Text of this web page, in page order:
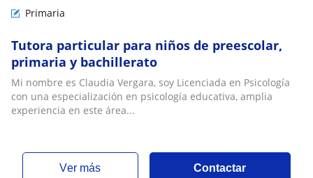
Primaria
Tutora particular para niños de preescolar,
primaria y bachillerato
Mi nombre es Claudia Vergara, soy Licenciada en Psicología
con una especialización en psicología educativa, amplia
experiencia en este área...
ver más Contactar